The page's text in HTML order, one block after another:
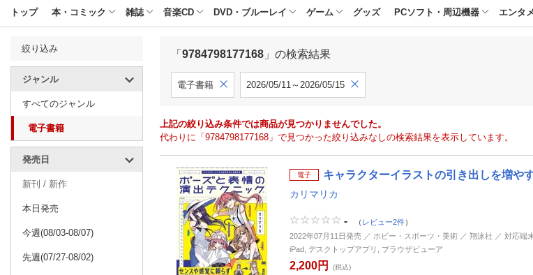
トップ 本・コミック 雑誌 音楽CD DVD・ブルーレイ ゲーム グッズ PCソフト・周辺機器 エンタ
絞り込み
ジャンル
すべてのジャンル
電子書籍
発売日
新刊 / 新作
本日発売
今週(08/03-08/07)
先週(07/27-08/02)
「 9784798177168 」の検索結果
電子書籍 2026/05/11～2026/05/15
上記の絞り込み条件では商品が見つかりませんでした。
代わりに「9784798177168」で見つかった絞り込みなしの検索結果を表示しています。
電子 キャラクターイラストの引き出しを増や
カリマリカ
- （ レビュー2件）
2022年07月11日発売 ／ ホビー・スポーツ・美術 ／ 翔泳社 ／ 対応端
iPad, デスクトップアプリ, ブラウザビューア
2,200円 (税込)